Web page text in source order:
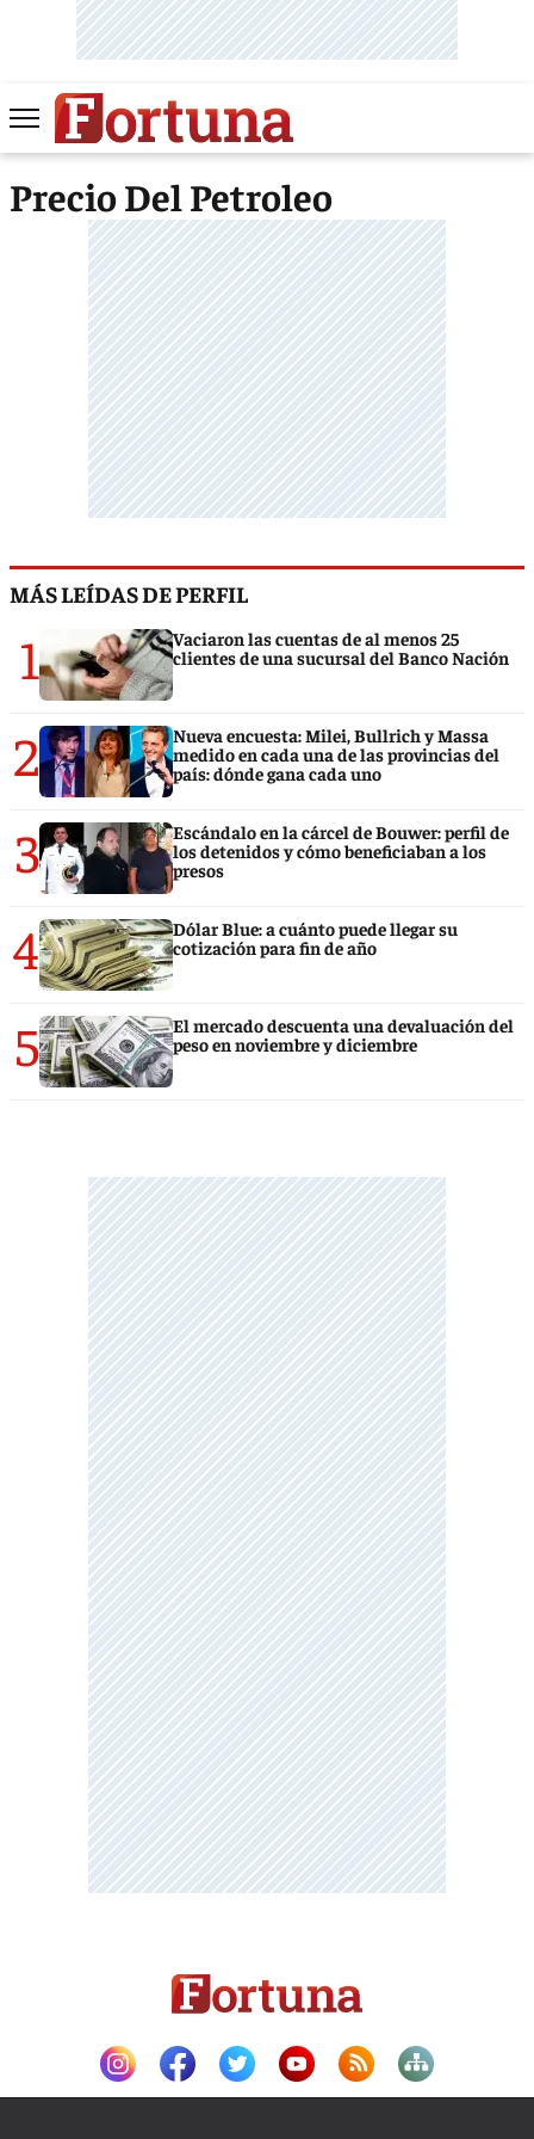
Precio Del Petroleo
MÁS LEÍDAS DE PERFIL
1
Vaciaron las cuentas de al menos 25
clientes de una sucursal del Banco Nación
2
Nueva encuesta: Milei, Bullrich y Massa
medido en cada una de las provincias del
país: dónde gana cada uno
3
Escándalo en la cárcel de Bouwer: perfil de
los detenidos y cómo beneficiaban a los
presos
4
Dólar Blue: a cuánto puede llegar su
cotización para fin de año
5
El mercado descuenta una devaluación del
peso en noviembre y diciembre